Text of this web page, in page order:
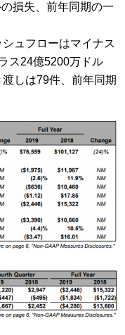
損失、前年同期の一
ュフローはマイナス
ス24億5200万ドル
しは79件、前年同期